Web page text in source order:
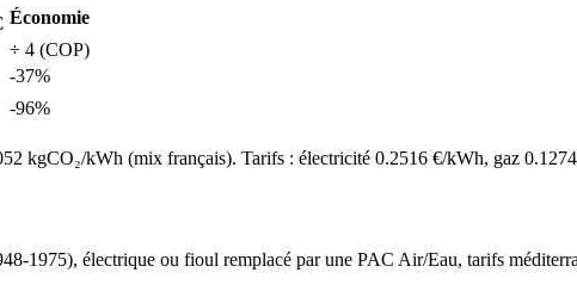
Économie
÷ 4 (COP)
-37%
-96%
kgCO₂/kWh (mix français). Tarifs : électricité 0.2516 €/kWh, gaz 0.1274
1975), électrique ou fioul remplacé par une PAC Air/Eau, tarifs